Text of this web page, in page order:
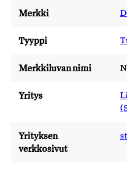
Merkki
Tyyppi
Merkkiluvan nimi
Yritys
Yrityksen
verkkosivut